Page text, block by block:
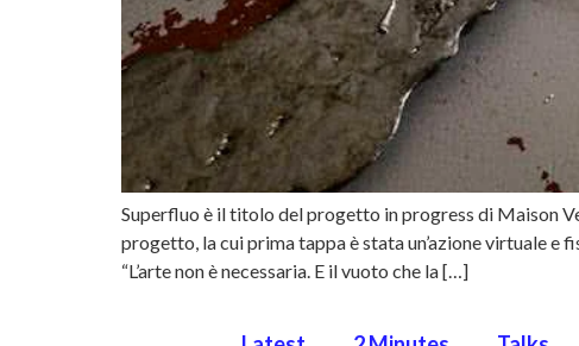
Superfluo è il titolo del progetto in progress di Maison
progetto, la cui prima tappa è stata un’azione virtuale e
“L’arte non è necessaria. E il vuoto che la […]